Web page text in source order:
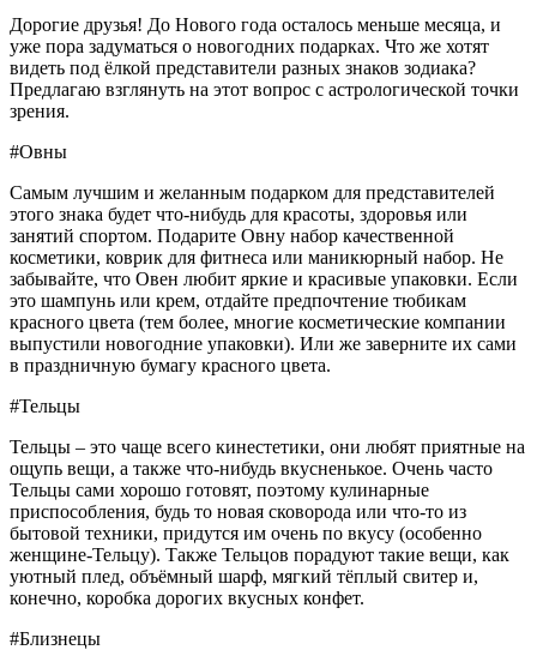
Дорогие друзья! До Нового года осталось меньше месяца, и
уже пора задуматься о новогодних подарках. Что же хотят
видеть под ёлкой представители разных знаков зодиака?
Предлагаю взглянуть на этот вопрос с астрологической точки
зрения.
#Овны
Самым лучшим и желанным подарком для представителей
этого знака будет что-нибудь для красоты, здоровья или
занятий спортом. Подарите Овну набор качественной
косметики, коврик для фитнеса или маникюрный набор. Не
забывайте, что Овен любит яркие и красивые упаковки. Если
это шампунь или крем, отдайте предпочтение тюбикам
красного цвета (тем более, многие косметические компании
выпустили новогодние упаковки). Или же заверните их сами
в праздничную бумагу красного цвета.
#Тельцы
Тельцы – это чаще всего кинестетики, они любят приятные на
ощупь вещи, а также что-нибудь вкусненькое. Очень часто
Тельцы сами хорошо готовят, поэтому кулинарные
приспособления, будь то новая сковорода или что-то из
бытовой техники, придутся им очень по вкусу (особенно
женщине-Тельцу). Также Тельцов порадуют такие вещи, как
уютный плед, объёмный шарф, мягкий тёплый свитер и,
конечно, коробка дорогих вкусных конфет.
#Близнецы